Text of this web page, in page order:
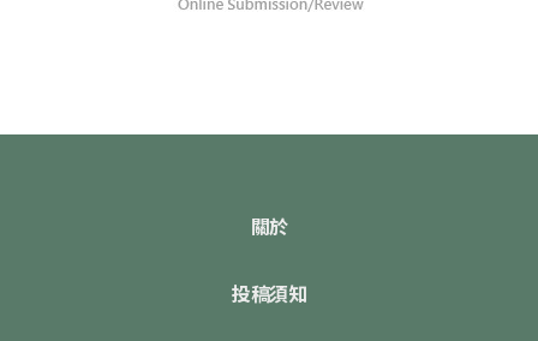
關於
投稿須知